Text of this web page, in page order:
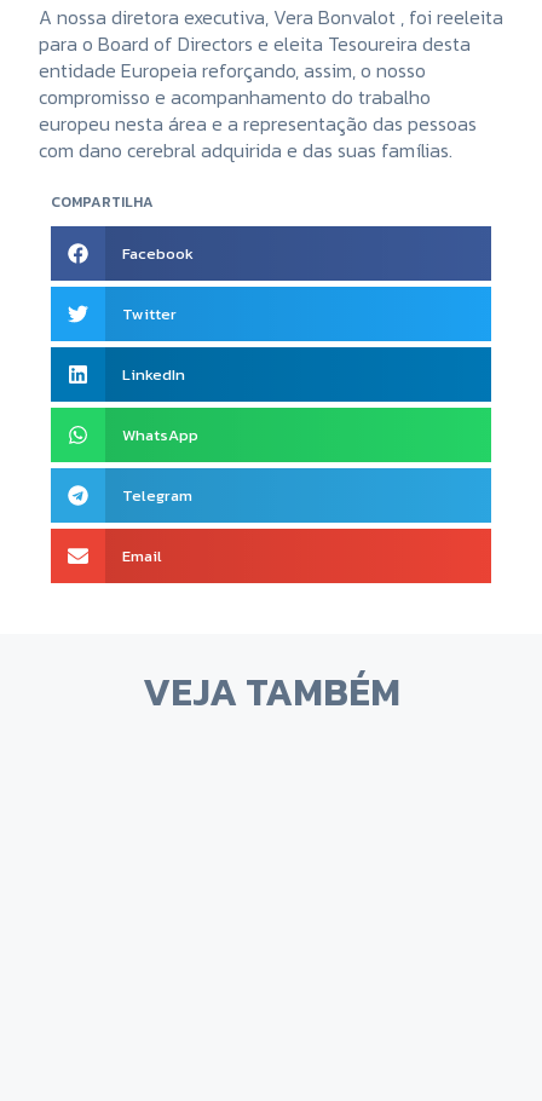
COMPARTILHA
Facebook
Twitter
LinkedIn
WhatsApp
Telegram
Email
A nossa diretora executiva, Vera Bonvalot , foi reeleita
para o Board of Directors e eleita Tesoureira desta
entidade Europeia reforçando, assim, o nosso
compromisso e acompanhamento do trabalho
europeu nesta área e a representação das pessoas
com dano cerebral adquirida e das suas famílias.
VEJA TAMBÉM